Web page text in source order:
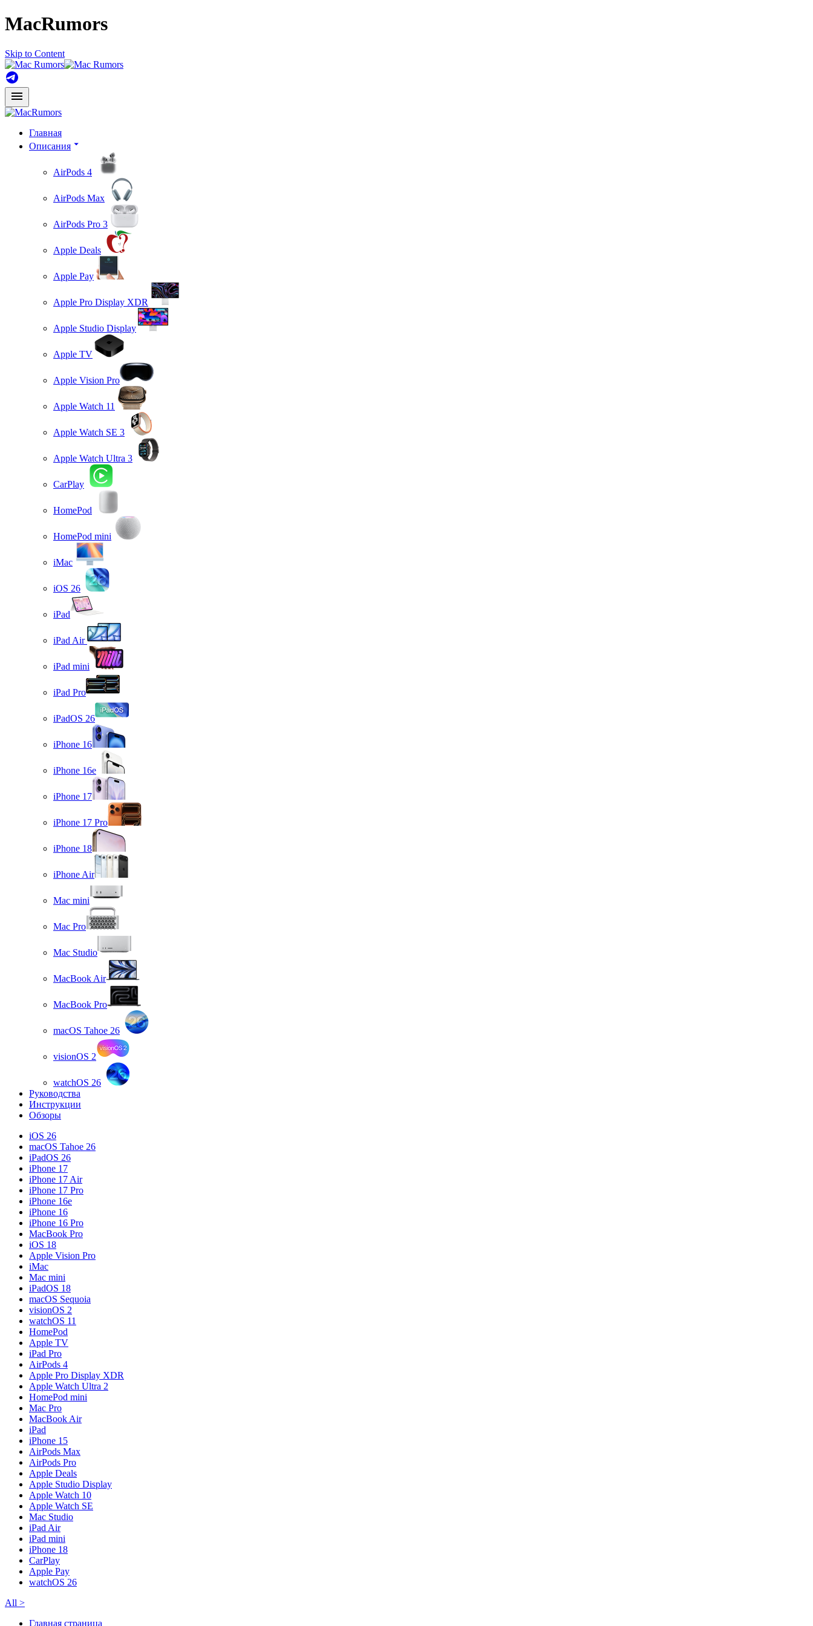
MacRumors
Skip to Content
Главная
Описания
AirPods 4
AirPods Max
AirPods Pro 3
Apple Deals
Apple Pay
Apple Pro Display XDR
Apple Studio Display
Apple TV
Apple Vision Pro
Apple Watch 11
Apple Watch SE 3
Apple Watch Ultra 3
CarPlay
HomePod
HomePod mini
iMac
iOS 26
iPad
iPad Air
iPad mini
iPad Pro
iPadOS 26
iPhone 16
iPhone 16e
iPhone 17
iPhone 17 Pro
iPhone 18
iPhone Air
Mac mini
Mac Pro
Mac Studio
MacBook Air
MacBook Pro
macOS Tahoe 26
visionOS 2
watchOS 26
Руководства
Инструкции
Обзоры
iOS 26
macOS Tahoe 26
iPadOS 26
iPhone 17
iPhone 17 Air
iPhone 17 Pro
iPhone 16e
iPhone 16
iPhone 16 Pro
MacBook Pro
iOS 18
Apple Vision Pro
iMac
Mac mini
iPadOS 18
macOS Sequoia
visionOS 2
watchOS 11
HomePod
Apple TV
iPad Pro
AirPods 4
Apple Pro Display XDR
Apple Watch Ultra 2
HomePod mini
Mac Pro
MacBook Air
iPad
iPhone 15
AirPods Max
AirPods Pro
Apple Deals
Apple Studio Display
Apple Watch 10
Apple Watch SE
Mac Studio
iPad Air
iPad mini
iPhone 18
CarPlay
Apple Pay
watchOS 26
All >
Главная страница